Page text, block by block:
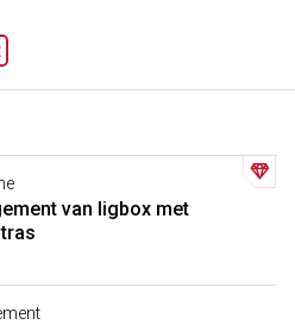
van ligbox met